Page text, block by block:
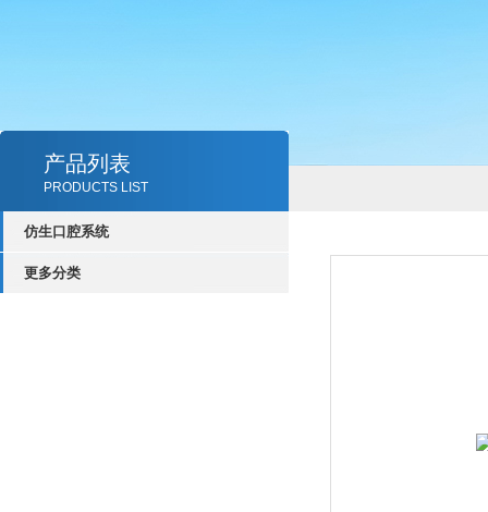
产品列表
PRODUCTS LIST
仿生口腔系统
更多分类